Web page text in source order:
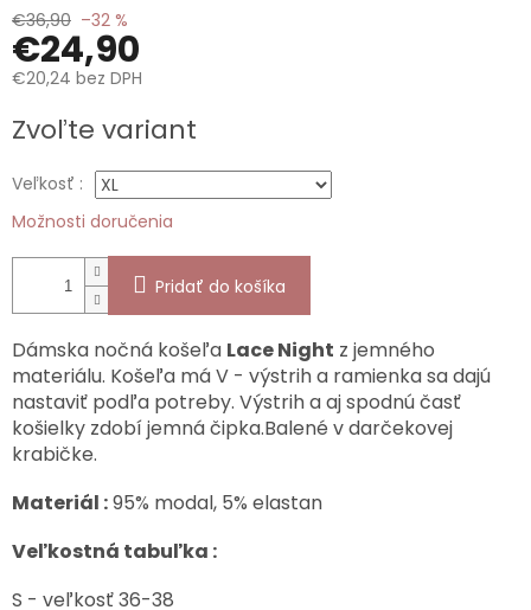
€36,90 –32 %
€24,90
€20,24 bez DPH
cena:
Zvoľte variant
Veľkosť :
Možnosti doručenia
Pridať do košíka
Dámska nočná košeľa Lace Night z jemného
materiálu. Košeľa má V - výstrih a ramienka sa dajú
nastaviť podľa potreby. Výstrih a aj spodnú časť
košielky zdobí jemná čipka.Balené v darčekovej
krabičke.
Materiál :95% modal, 5% elastan
Veľkostná tabuľka :
S - veľkosť 36-38